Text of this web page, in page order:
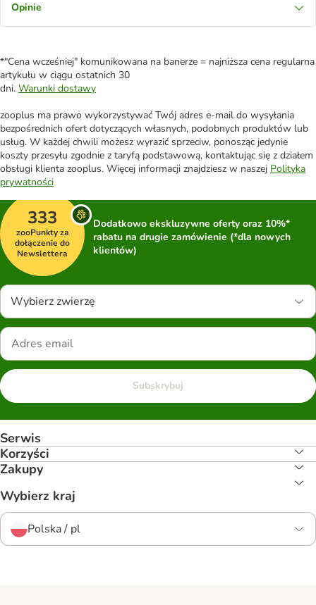
Opinie
*"Cena wcześniej" komunikowana na banerze = najniższa cena regularna
artykułu w ciągu ostatnich 30
dni. Warunki dostawy
zooplus ma prawo wykorzystywać Twój adres e-mail do wysyłania
bezpośrednich ofert dotyczących własnych, podobnych produktów lub
usług. W każdej chwili możesz wyrazić sprzeciw, ponosząc jedynie
koszty przesyłu zgodnie z taryfą podstawową, kontaktując się z działem
obsługi klienta zooplus. Więcej informacji znajdziesz w naszej Polityka
prywatności
333
zooPunkty za
dołączenie do
Newslettera
Dodatkowo ekskluzywne oferty oraz 10%*
rabatu na drugie zamówienie (*dla nowych
klientów)
Wybierz zwierzę
Subskrybuj
Serwis
Korzyści
Zakupy
Wybierz kraj
Polska / pl